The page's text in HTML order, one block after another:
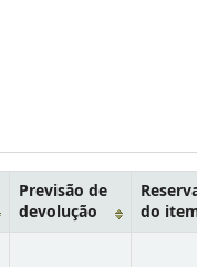
Previsão de
devolução
do